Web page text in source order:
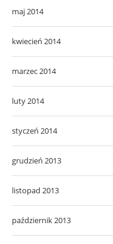
maj 2014
kwiecień 2014
marzec 2014
luty 2014
styczeń 2014
grudzień 2013
listopad 2013
październik 2013